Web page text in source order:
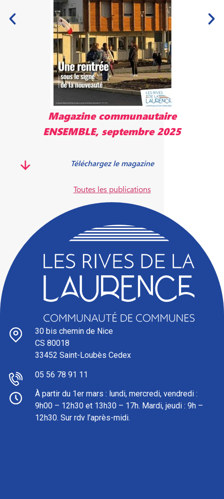
30 bis chemin de Nice
CS 80018
33452 Saint-Loubès Cedex
05 56 78 91 11
À partir du 1er mars : l undi, mercredi, vendredi :
9h00 – 12h30 et 13h30 – 17h. Mardi, jeudi : 9h –
12h30. Sur rdv l’après-midi.
Magazine communautaire
ENSEMBLE, septembre 2025
Téléchargez le magazine
Toutes les publications